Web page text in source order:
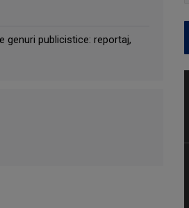
genuri publicistice: reportaj,